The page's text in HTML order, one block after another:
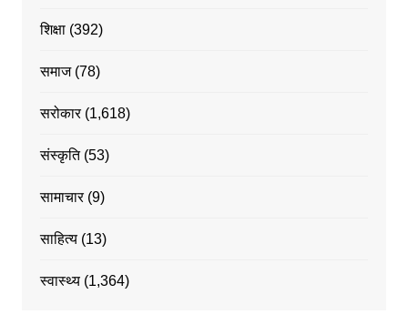
शिक्षा(392)
समाज(78)
सरोकार(1,618)
संस्कृति(53)
सामाचार(9)
साहित्य(13)
स्वास्थ्य(1,364)